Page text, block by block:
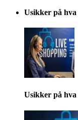
Usikker på
Usikker på